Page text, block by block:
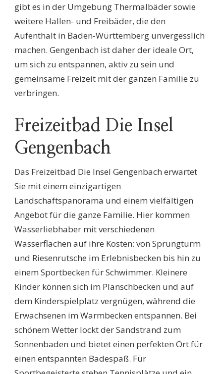
gibt es in der Umgebung Thermalbäder sowie
weitere Hallen- und Freibäder, die den
Aufenthalt in Baden-Württemberg unvergesslich
machen. Gengenbach ist daher der ideale Ort,
um sich zu entspannen, aktiv zu sein und
gemeinsame Freizeit mit der ganzen Familie zu
verbringen.
Freizeitbad Die Insel
Gengenbach
Das Freizeitbad Die Insel Gengenbach erwartet
Sie mit einem einzigartigen
Landschaftspanorama und einem vielfältigen
Angebot für die ganze Familie. Hier kommen
Wasserliebhaber mit verschiedenen
Wasserflächen auf ihre Kosten: von Sprungturm
und Riesenrutsche im Erlebnisbecken bis hin zu
einem Sportbecken für Schwimmer. Kleinere
Kinder können sich im Planschbecken und auf
dem Kinderspielplatz vergnügen, während die
Erwachsenen im Warmbecken entspannen. Bei
schönem Wetter lockt der Sandstrand zum
Sonnenbaden und bietet einen perfekten Ort für
einen entspannten Badespaß. Für